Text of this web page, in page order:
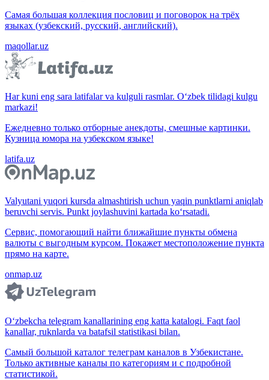
Самая большая коллекция пословиц и поговорок на трёх
языках (узбекский, русский, английский).
maqollar.uz
Har kuni eng sara latifalar va kulguli rasmlar. O‘zbek tilidagi kulgu
markazi!
Ежедневно только отборные анекдоты, смешные картинки.
Кузница юмора на узбекском языке!
latifa.uz
Valyutani yuqori kursda almashtirish uchun yaqin punktlarni aniqlab
beruvchi servis. Punkt joylashuvini kartada ko‘rsatadi.
Сервис, помогающий найти ближайшие пункты обмена
валюты с выгодным курсом. Покажет местоположение пункта
прямо на карте.
onmap.uz
O‘zbekcha telegram kanallarining eng katta katalogi. Faqt faol
kanallar, ruknlarda va batafsil statistikasi bilan.
Самый большой каталог телеграм каналов в Узбекистане.
Только активные каналы по категориям и с подробной
статистикой.